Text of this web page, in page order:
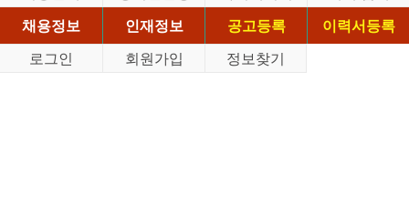
채용정보
인재정보 공고등록
이력서등록
로그인
회원가입 정보찾기